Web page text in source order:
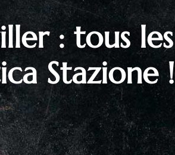
: tous les
Stazione !